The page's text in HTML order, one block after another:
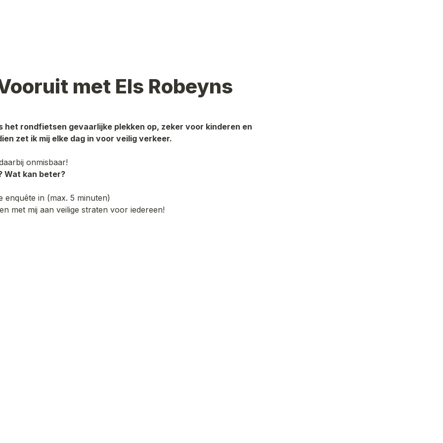
met Els Robeyns
het rondfietsen gevaarlijke plekken op, zeker voor kinderen en
zet ik mij elke dag in voor veilig verkeer.
onmisbaar!
Wat kan beter?
enquête in (max. 5 minuten)
met mij aan veilige straten voor iedereen!